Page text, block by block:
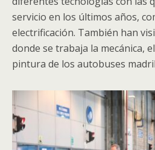
servicio en los últimos años,
electrificación. También han
donde se trabaja la mecánica,
pintura de los autobuses